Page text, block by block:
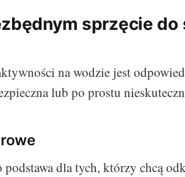
sprzęcie
na wodzie jest
lub po prostu
dla tych, którzy chcą